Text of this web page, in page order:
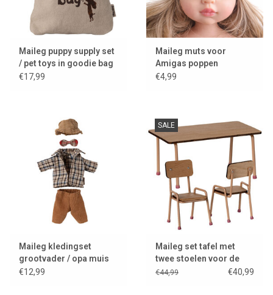
Maileg puppy supply set
/ pet toys in goodie bag
€17,99
Maileg muts voor
Amigas poppen
€4,99
Maileg kledingset
grootvader / opa muis
€12,99
SALE
Maileg set tafel met
twee stoelen voor de
muisjes / dark powder
€44,99 €40,99